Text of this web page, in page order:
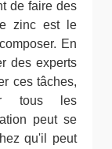
de faire des
zinc est le
En
des experts
ces tâches,
tous les
peut se
qu'il peut